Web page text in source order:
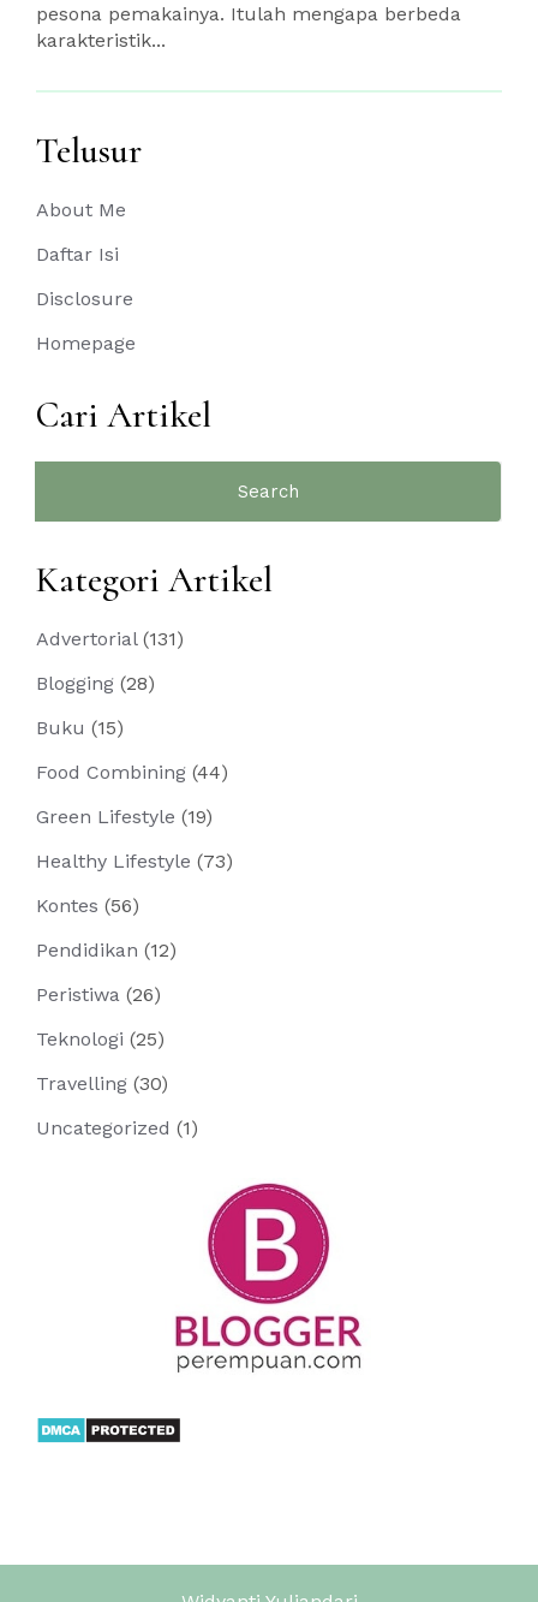
pesona pemakainya. Itulah mengapa berbeda
karakteristik...
Telusur
About Me
Daftar Isi
Disclosure
Homepage
Cari Artikel
Kategori Artikel
Advertorial(131)
Blogging (28)
Buku (15)
Food Combining (44)
Green Lifestyle (19)
Healthy Lifestyle (73)
Kontes (56)
Pendidikan (12)
Peristiwa (26)
Teknologi (25)
Travelling (30)
Uncategorized (1)